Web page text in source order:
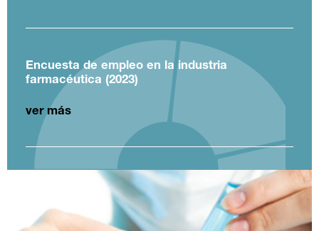
Encuesta de empleo en la industria
farmacéutica (2023)
ver más